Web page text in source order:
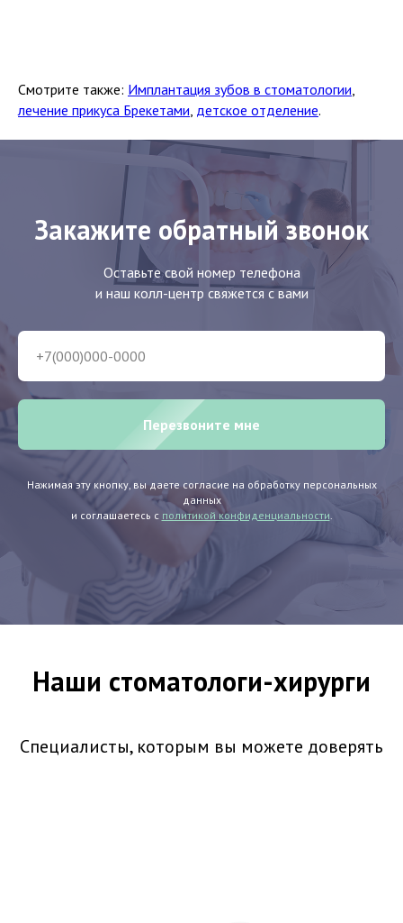
Смотрите также: Имплантация зубов в стоматологии,
лечение прикуса Брекетами, детское отделение.
Закажите обратный звонок
Оставьте свой номер телефона
и наш колл-центр свяжется с вами
Перезвоните мне
Нажимая эту кнопку, вы даете согласие на обработку персональных
данных
и соглашаетесь с политикой конфиденциальности
Наши стоматологи-хирурги
Специалисты, которым вы можете доверять